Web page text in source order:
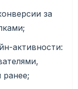
за
активности: